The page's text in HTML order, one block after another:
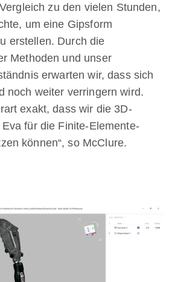
zu den vielen Stunden,
um eine Gipsform
erstellen. Durch die
Methoden und unser
erwarten wir, dass sich
noch weiter verringern wird.
exakt, dass wir die 3D-
für die Finite-Elemente-
können“, so McClure.